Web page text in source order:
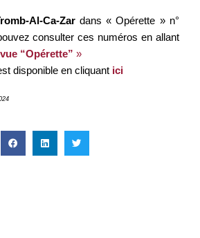
Al-Ca-Zar dans « Opérette » n°
consulter ces numéros en allant
“Opérette” »
disponible en cliquant ici